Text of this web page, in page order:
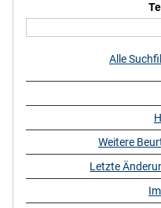
Alle
Weitere
Letzte